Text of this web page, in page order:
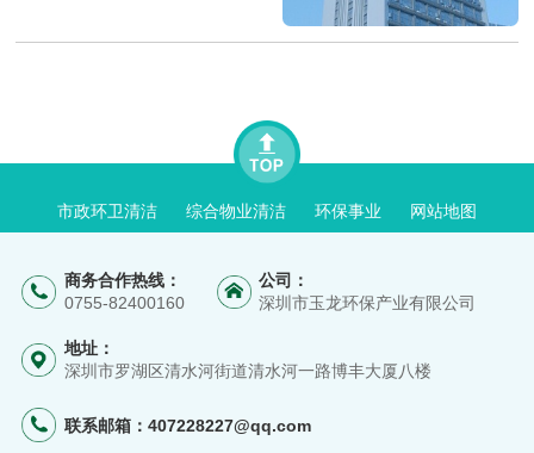
市政环卫清洁 综合物业清洁 环保事业 网站地图
商务合作热线：
0755-82400160
公司：
深圳市玉龙环保产业有限公司
地址：
深圳市罗湖区清水河街道清水河一路博丰大厦八楼
联系邮箱： 407228227@qq.com